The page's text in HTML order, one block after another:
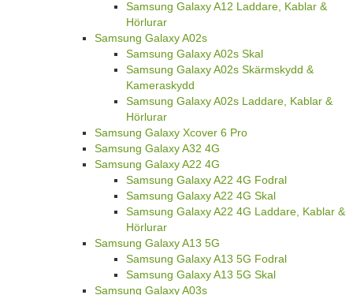
Samsung Galaxy A12 Laddare, Kablar &
Hörlurar
Samsung Galaxy A02s
Samsung Galaxy A02s Skal
Samsung Galaxy A02s Skärmskydd &
Kameraskydd
Samsung Galaxy A02s Laddare, Kablar &
Hörlurar
Samsung Galaxy Xcover 6 Pro
Samsung Galaxy A32 4G
Samsung Galaxy A22 4G
Samsung Galaxy A22 4G Fodral
Samsung Galaxy A22 4G Skal
Samsung Galaxy A22 4G Laddare, Kablar &
Hörlurar
Samsung Galaxy A13 5G
Samsung Galaxy A13 5G Fodral
Samsung Galaxy A13 5G Skal
Samsung Galaxy A03s